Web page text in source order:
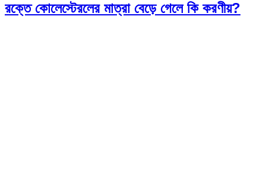
রক্তে কোলেস্টেরলের মাত্রা বেড়ে গেলে কি করণীয়?